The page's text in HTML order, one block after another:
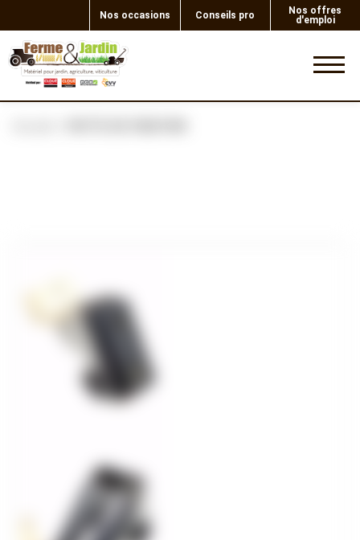
Nos occasions Conseils pro
Nos offres
d'emploi